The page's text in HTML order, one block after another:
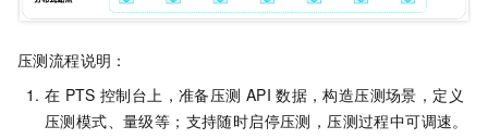
压测流程说明：
在 PTS 控制台上，准备压测 API 数据，构造压测场景，定义
压测模式、量级等；支持随时启停压测，压测过程中可调速。